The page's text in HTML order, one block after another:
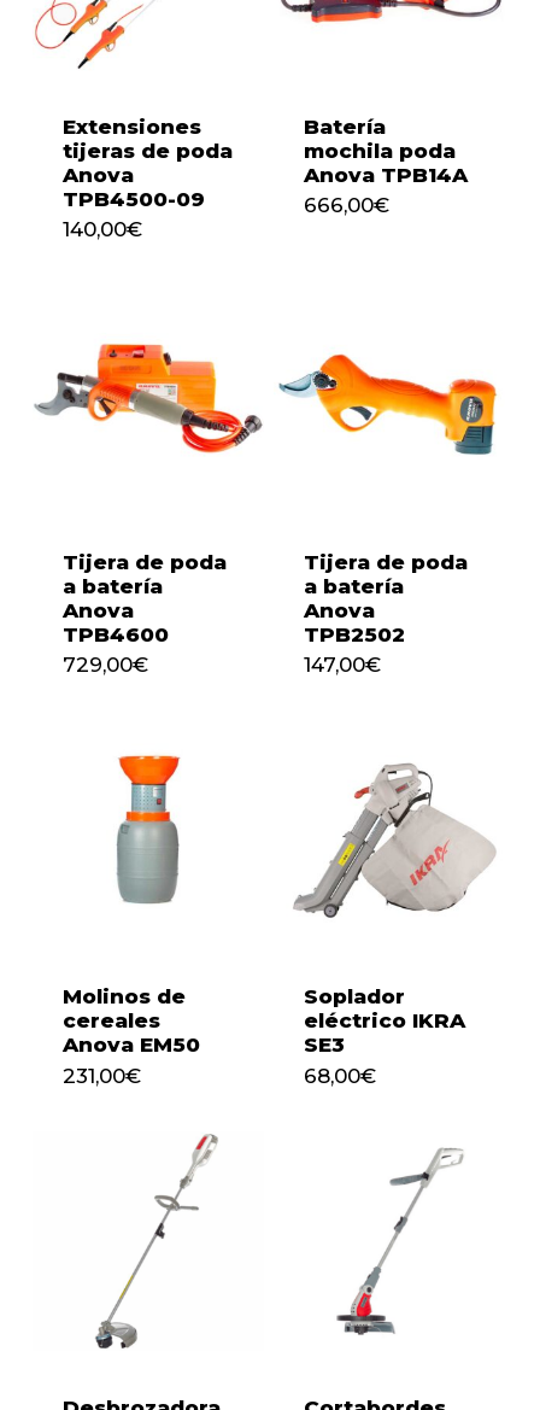
No hay productos en el
carrito.
Extensiones
tijeras de poda
Anova
TPB4500-09
140,00€
140,00€
Batería
mochila poda
Anova TPB14A
666,00€
666,00
Tijera de poda
a batería
Anova
TPB4600
729,00€
729,00
Tijera de poda
a batería
Anova
TPB2502
147,00€
147,00
Molinos de
cereales
Anova EM50
231,00€
231,00€
Soplador
eléctrico IKRA
SE3
68,00€